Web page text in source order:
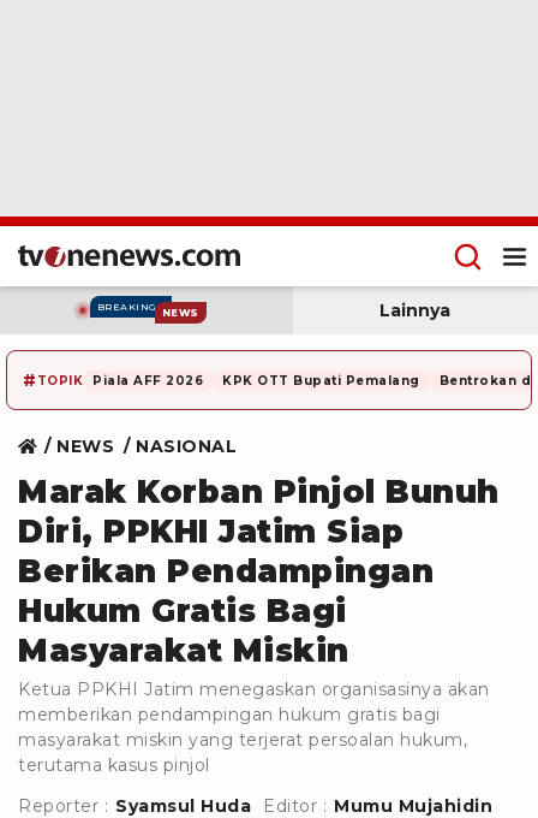
BREAKING NEWS Lainnya
# TOPIK Piala AFF 2026 KPK OTT Bupati Pemalang Bentrokan di
NEWS NASIONAL
Marak Korban Pinjol Bunuh
Diri, PPKHI Jatim Siap
Berikan Pendampingan
Hukum Gratis Bagi
Masyarakat Miskin
Ketua PPKHI Jatim menegaskan organisasinya akan
memberikan pendampingan hukum gratis bagi
masyarakat miskin yang terjerat persoalan hukum,
terutama kasus pinjol
Reporter : Syamsul Huda Editor : Mumu Mujahidin